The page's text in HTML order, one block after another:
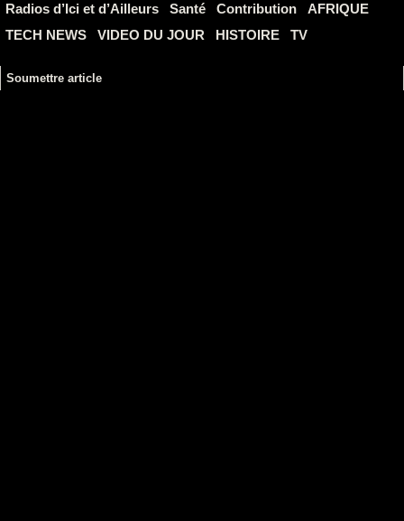
Radios d’Ici et d’Ailleurs
Santé Contribution
AFRIQUE
TECH NEWS
VIDEO DU JOUR HISTOIRE TV
Soumettre article